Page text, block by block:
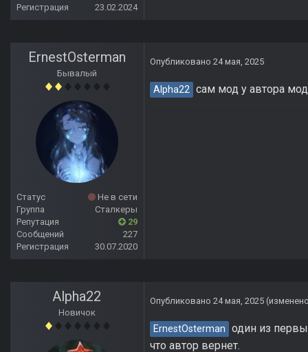
Регистрация
23.02.2024
ErnestOsterman
Бывалый
Статус
Не в сети
Группа
Сталкеры
Репутация
29
Сообщений
227
Регистрация
30.07.2020
Опубликовано 24 мая, 2025
Alpha22 сам мод у автора
Alpha22
Новичок
Опубликовано 24 мая, 2025
ErnestOsterman один из
что автор вернет.